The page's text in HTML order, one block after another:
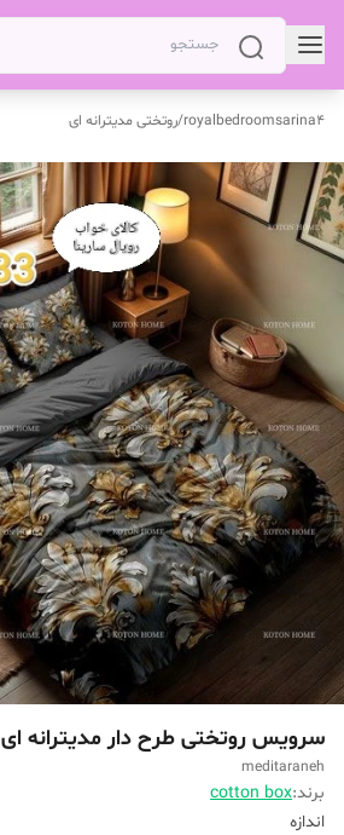
royalbedroomsarina4
/روتختی مدیترانه ای
سرویس روتختی طرح دار مدیترانه ای
meditaraneh
برند:cotton box
اندازه